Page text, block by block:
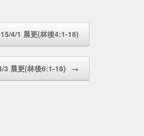
4/1 晨更(林後4:1-18)
3 晨更(林後6:1-18) →